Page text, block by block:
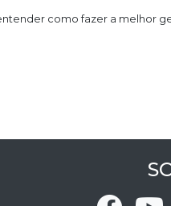
como fazer a melhor